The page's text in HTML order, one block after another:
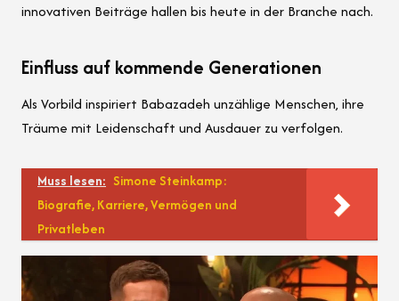
innovativen Beiträge hallen bis heute in der Branche nach.
Einfluss auf kommende Generationen
Als Vorbild inspiriert Babazadeh unzählige Menschen, ihre
Träume mit Leidenschaft und Ausdauer zu verfolgen.
Muss lesen: Simone Steinkamp:
Biografie, Karriere, Vermögen und
Privatleben